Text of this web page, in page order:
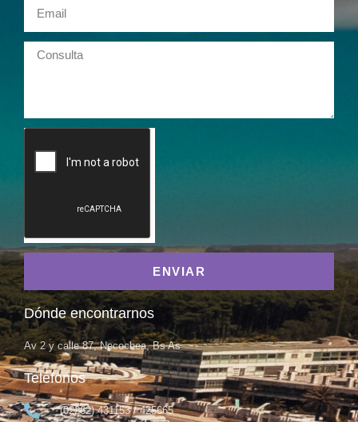
ENVIAR
Dónde encontrarnos
Av 2 y calle 87, Necochea, Bs As
Teléfonos
(02262) 431153 / 425665